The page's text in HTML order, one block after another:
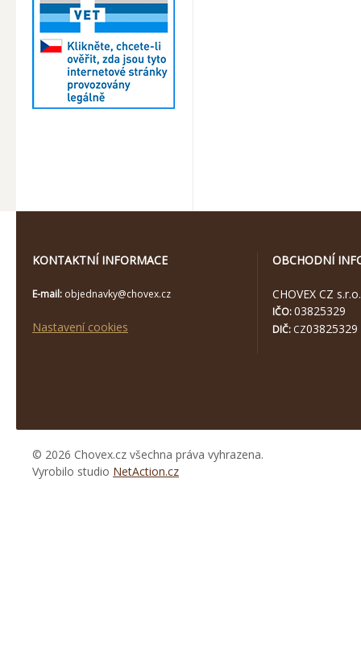
KONTAKTNÍ INFORMACE
E-mail: objednavky@chovex.cz
Nastavení cookies
OBCHODNÍ
CHOVEX CZ s.r.o.
IČO:03825329
DIČ: CZ03825329
© 2026 Chovex.cz všechna práva vyhrazena.
Vyrobilo studio NetAction.cz